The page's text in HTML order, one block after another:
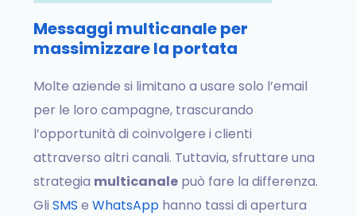
Messaggi multicanale per
massimizzare la portata
Molte aziende si limitano a usare solo l’email
per le loro campagne, trascurando
l’opportunità di coinvolgere i clienti
attraverso altri canali. Tuttavia, sfruttare una
strategia multicanale può fare la differenza.
GliSMS eWhatsApp hanno tassi di apertura